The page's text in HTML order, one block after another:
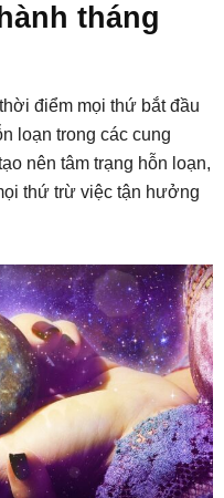
tháng
điểm mọi thứ bắt đầu
loạn trong các cung
nên tâm trạng hỗn loạn,
thứ trừ việc tận hưởng